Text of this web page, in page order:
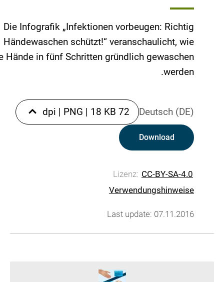
Die Infografik „Infektionen vorbeugen: Richtig
Händewaschen schützt!“ veranschaulicht, wie
Hände in fünf Schritten gründlich gewaschen
werden.
Deutsch (DE)
72 dpi
| PNG | 18 KB
Download
Lizenz: CC-BY-SA-4.0
Verwendungshinweise
Last update: 07.11.2016